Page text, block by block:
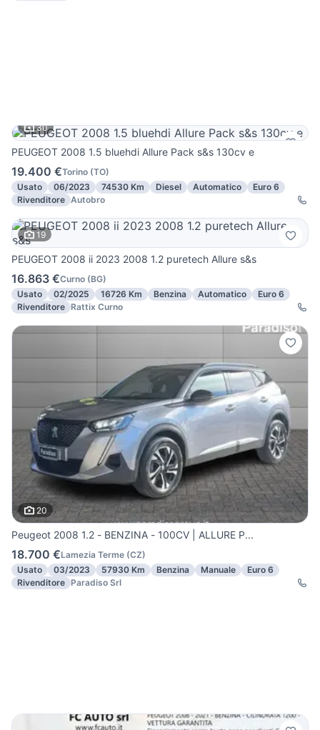
30
PEUGEOT 2008 1.5 bluehdi Allure Pack s&s 130cv e
19.400 €Torino (TO)
Usato
06/2023 74530 Km Diesel Automatico
Euro 6
Rivenditore Autobro
19
PEUGEOT 2008 ii 2023 2008 1.2 puretech Allure s&s
16.863 €Curno (BG)
Usato
02/2025 16726 Km Benzina Automatico
Euro 6
Rivenditore Rattix Curno
20
Peugeot 2008 1.2 - BENZINA - 100CV | ALLURE P...
18.700 €Lamezia Terme (CZ)
Usato
03/2023 57930 Km Benzina Manuale
Euro 6
Rivenditore Paradiso Srl